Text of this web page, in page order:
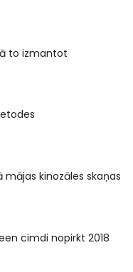
to izmantot
mājas kinozāles skaņas
cimdi nopirkt 2018